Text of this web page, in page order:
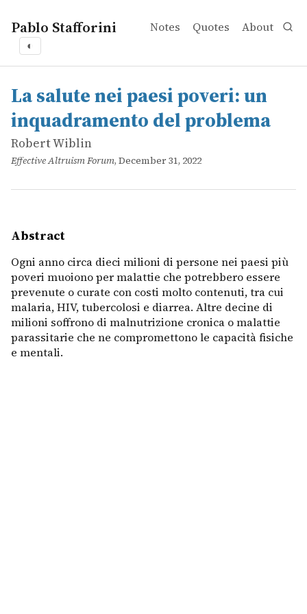
Pablo Stafforini Notes Quotes About
◐
works
Robert Wiblin
La salute nei paesi poveri: un inquadramento del
online
Ogni anno circa dieci milioni di persone nei paesi più
La salute nei paesi poveri: un
inquadramento del problema
Robert Wiblin
Effective Altruism Forum, December 31, 2022
Abstract
Ogni anno circa dieci milioni di persone nei paesi più
poveri muoiono per malattie che potrebbero essere
prevenute o curate con costi molto contenuti, tra cui
malaria, HIV, tubercolosi e diarrea. Altre decine di
milioni soffrono di malnutrizione cronica o malattie
parassitarie che ne compromettono le capacità fisiche
e mentali.